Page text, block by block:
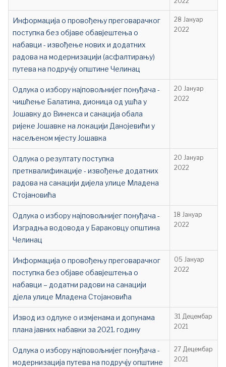
Информација о провођењу преговарачког
поступка без објаве обавјештења о
набавци - извођење нових и додатних
радова на модернизацији (асфалтирању)
путева на подручју општине Челинац
28 Јануар
2022
Одлука о избору најповољнијег понуђача -
чишћење Балатина, дионица од ушћа у
Јошавку до Винекса и санација обала
ријеке Јошавке на локацији Данојевићи у
насељеном мјесту Јошавка
20 Јануар
2022
Одлука о резултату поступка
претквалификације - извођење додатних
радова на санацији дијела улице Младена
Стојановића
20 Јануар
2022
Одлука о избору најповољнијег понуђача -
Изградња водовода у Бараковцу општина
Челинац
18 Јануар
2022
Информација о провођењу преговарачког
поступка без објаве обавјештења о
набавци – додатни радови на санацији
дјела улице Младена Стојановића
05 Јануар
2022
Извод из одлуке о измјенама и допунама
плана јавних набавки за 2021. годину
31 Децембар
2021
Одлука о избору најповољнијег понуђача -
модернизација путева на подручју општине
27 Децембар
2021